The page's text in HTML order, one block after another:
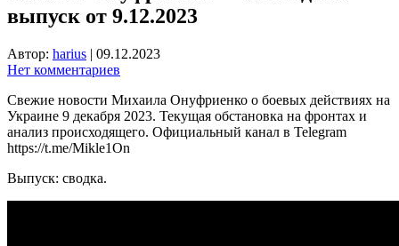
выпуск от 9.12.2023
Автор: harius | 09.12.2023
Нет комментариев
Свежие новости Михаила Онуфриенко о боевых действиях на
Украине 9 декабря 2023. Текущая обстановка на фронтах и
анализ происходящего. Официальный канал в Telegram
https://t.me/Mikle1On
Выпуск: сводка.